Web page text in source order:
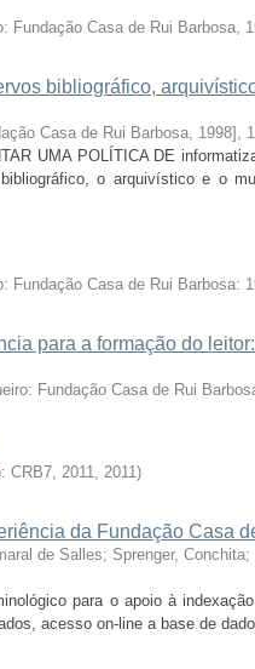
Fundação Casa de Rui Barbosa,
bibliográfico,
Casa de Rui Barbosa, 1998] ,
UMA POLÍTICA DE
o arquivístico e o
Fundação Casa de Rui Barbosa:
para a formação do
Fundação Casa de Rui
CRB7, 2011, 2011)
da Fundação Casa
de Salles; Sprenger, Conchita;
para o apoio à
acesso on-line a base de